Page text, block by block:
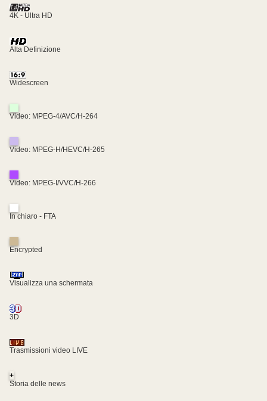
4K - Ultra HD
Alta Definizione
Widescreen
Video: MPEG-4/AVC/H-264
Video: MPEG-H/HEVC/H-265
Video: MPEG-I/VVC/H-266
In chiaro - FTA
Encrypted
Visualizza una schermata
3D
Trasmissioni video LIVE
+
Storia delle news